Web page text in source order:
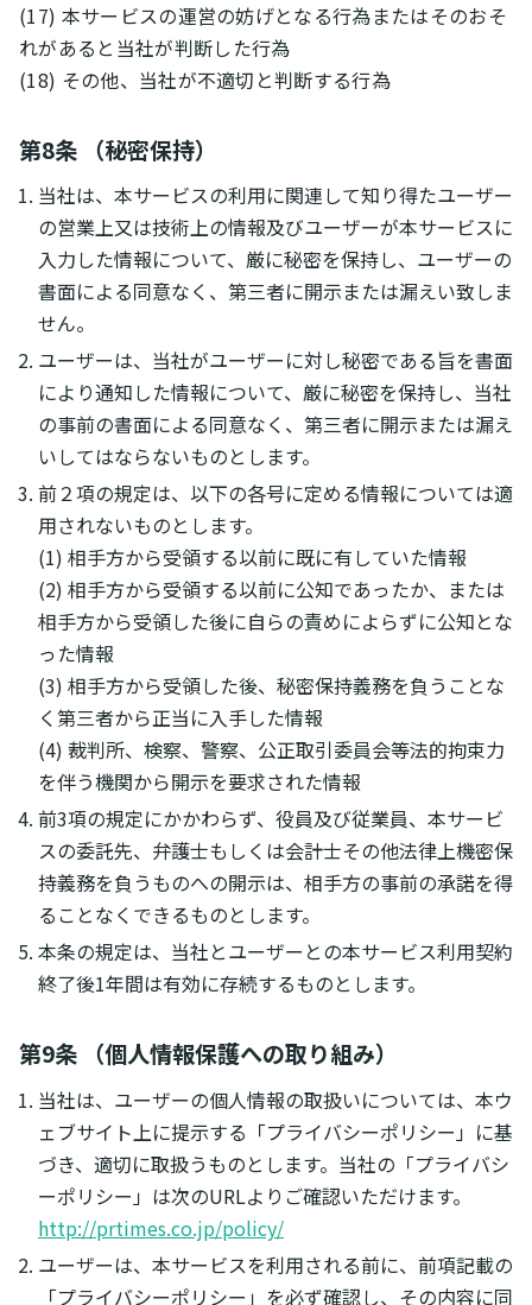
(17) 本サービスの運営の妨げとなる行為またはそのおそ
れがあると当社が判断した行為
(18) その他、当社が不適切と判断する行為
第8条 （秘密保持）
当社は、本サービスの利用に関連して知り得たユーザー
の営業上又は技術上の情報及びユーザーが本サービスに
入力した情報について、厳に秘密を保持し、ユーザーの
書面による同意なく、第三者に開示または漏えい致しま
せん。
ユーザーは、当社がユーザーに対し秘密である旨を書面
により通知した情報について、厳に秘密を保持し、当社
の事前の書面による同意なく、第三者に開示または漏え
いしてはならないものとします。
前２項の規定は、以下の各号に定める情報については適
用されないものとします。
(1) 相手方から受領する以前に既に有していた情報
(2) 相手方から受領する以前に公知であったか、または
相手方から受領した後に自らの責めによらずに公知とな
った情報
(3) 相手方から受領した後、秘密保持義務を負うことな
く第三者から正当に入手した情報
(4) 裁判所、検察、警察、公正取引委員会等法的拘束力
を伴う機関から開示を要求された情報
前3項の規定にかかわらず、役員及び従業員、本サービ
スの委託先、弁護士もしくは会計士その他法律上機密保
持義務を負うものへの開示は、相手方の事前の承諾を得
ることなくできるものとします。
本条の規定は、当社とユーザーとの本サービス利用契約
終了後1年間は有効に存続するものとします。
第9条 （個人情報保護への取り組み）
当社は、ユーザーの個人情報の取扱いについては、本ウ
ェブサイト上に提示する「プライバシーポリシー」に基
づき、適切に取扱うものとします。当社の「プライバシ
ーポリシー」は次のURLよりご確認いただけます。
http://prtimes.co.jp/policy/
ユーザーは、本サービスを利用される前に、前項記載の
「プライバシーポリシー」を必ず確認し、その内容に同